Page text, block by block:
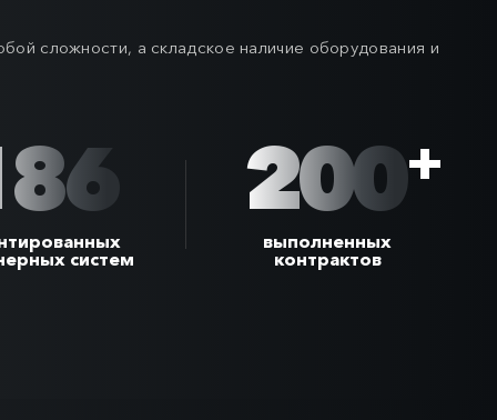
сложности, а складское наличие оборудования и
систем
200+
выполненных
контрактов